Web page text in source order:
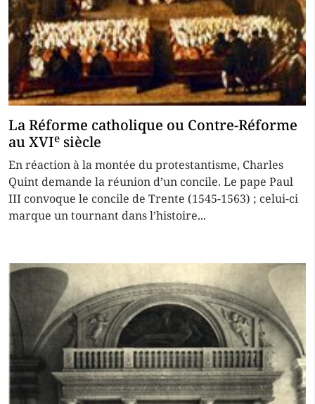
La Réforme catholique ou Contre-Réforme
au XVIe siècle
En réaction à la montée du protestantisme, Charles
Quint demande la réunion d’un concile. Le pape Paul
III convoque le concile de Trente (1545-1563) ; celui-ci
marque un tournant dans l’histoire...